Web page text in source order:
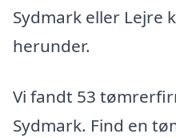
Sydmark eller Lejre
herunder.
Vi fandt 53
Sydmark. Find en